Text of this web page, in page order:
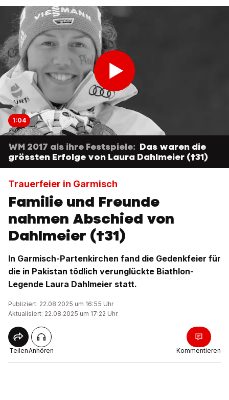
1:04
WM 2017 als ihre Festspiele: Das waren die
grössten Erfolge von Laura Dahlmeier (†31)
Trauerfeier in Garmisch
Familie und Freunde
nahmen Abschied von
Dahlmeier (†31)
In Garmisch-Partenkirchen fand die Gedenkfeier für
die in Pakistan tödlich verunglückte Biathlon-
Legende Laura Dahlmeier statt.
Publiziert: 22.08.2025 um 16:55 Uhr
Aktualisiert: 22.08.2025 um 17:22 Uhr
TeilenAnhören Kommentieren